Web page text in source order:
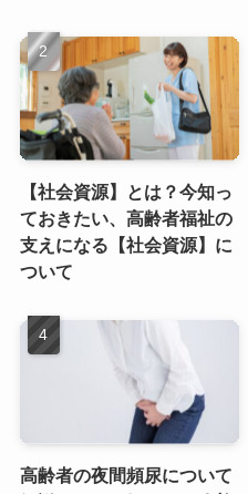
【社会資源】とは？今知っ
ておきたい、高齢者福祉の
支えになる【社会資源】に
ついて
高齢者の夜間頻尿について